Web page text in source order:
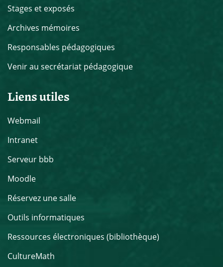
Stages et exposés
Archives mémoires
Responsables pédagogiques
Venir au secrétariat pédagogique
Liens utiles
Webmail
Intranet
Serveur bbb
Moodle
Réservez une salle
Outils informatiques
Ressources électroniques (bibliothèque)
CultureMath